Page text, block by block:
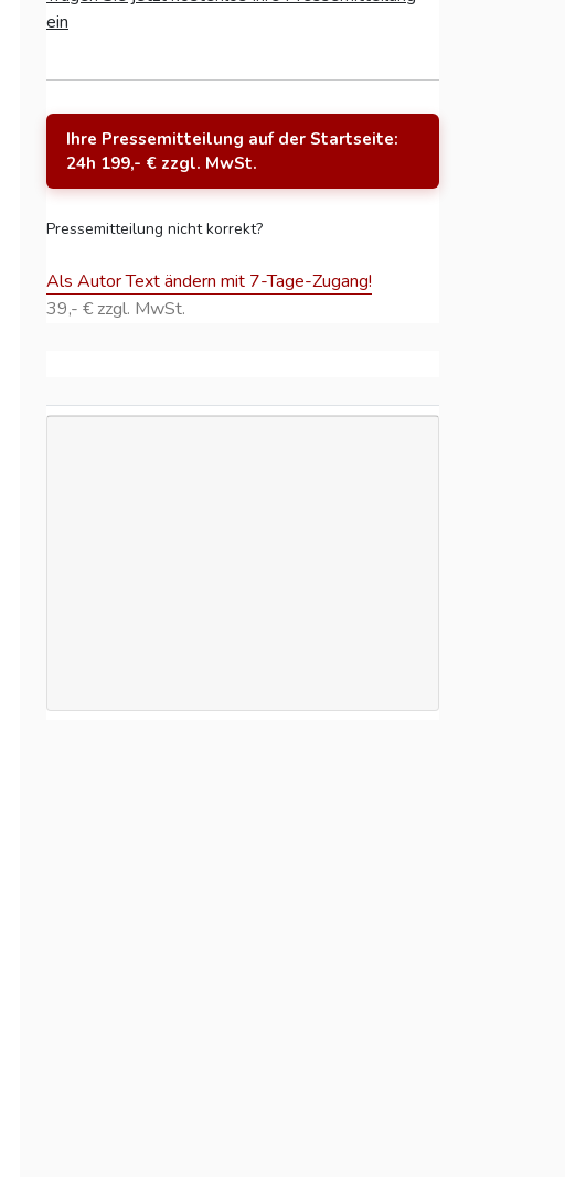
ein
Ihre Pressemitteilung auf der Startseite:
24h 199,- € zzgl. MwSt.
Pressemitteilung nicht korrekt?
Als Autor Text ändern mit 7-Tage-Zugang!
39,- € zzgl. MwSt.